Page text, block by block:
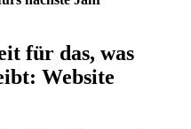
für das, was
Website